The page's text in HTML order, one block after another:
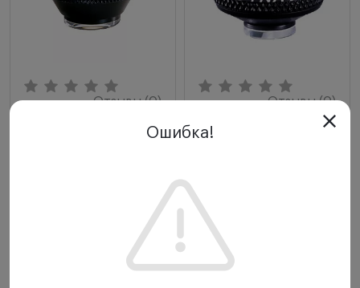
Отзывы (0)
Линза Volk MiniQuad
Отзывы (0)
Линза Volk DynaView
Ошибка!